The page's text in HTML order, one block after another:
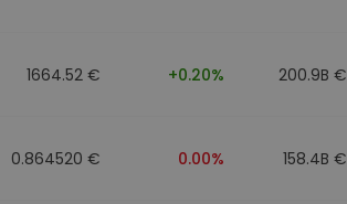
1664.52 € +0.20% 200.9B €
0.864520 € 0.00% 158.4B €